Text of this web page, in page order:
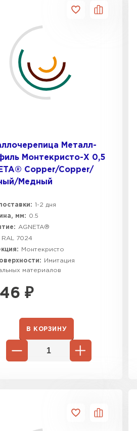
Металл-
Монтекристо-X 0,5
Copper/Copper/
Медный
1-2 дня
мм:
0.5
AGNETA®
RAL 7024
Монтекристо
Имитация
материалов
₽
В КОРЗИНУ